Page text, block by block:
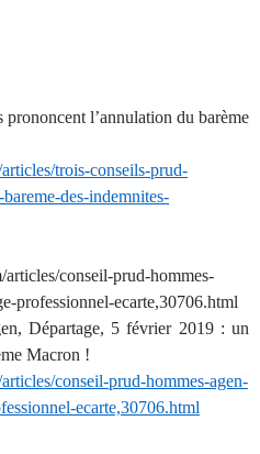
prononcent l’annulation du barème
trois-conseils-prud-
des-indemnites-
conseil-prud-hommes-
professionnel-ecarte,30706.html
Départage, 5 février 2019 : un
Macron !
conseil-prud-hommes-agen-
ecarte,30706.html